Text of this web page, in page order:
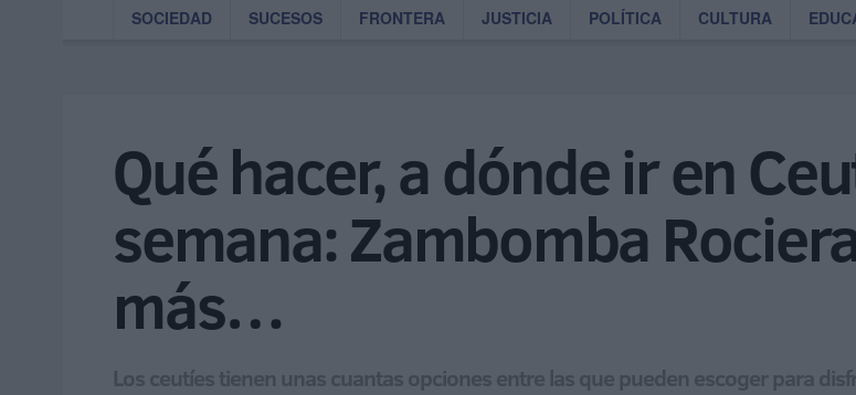
SOCIEDAD SUCESOS FRONTERA JUSTICIA POLÍTICA CULTURA
Qué hacer, a dónde ir en
semana: Zambomba
más…
Los ceutíes tienen unas cuantas opciones entre las que pueden escoger para